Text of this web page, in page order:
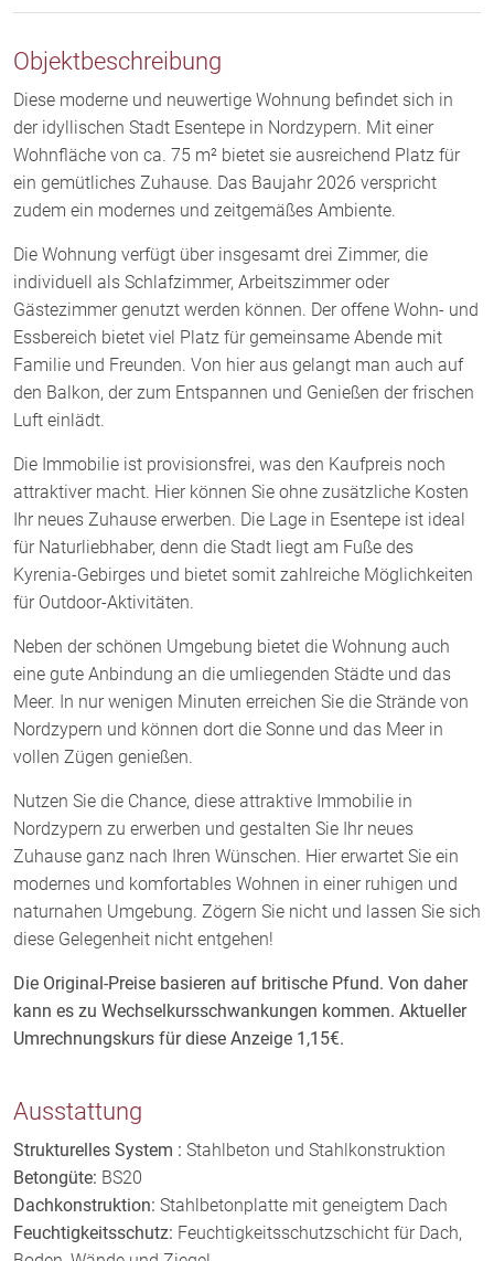
Objektbeschreibung
Diese moderne und neuwertige Wohnung befindet sich in
der idyllischen Stadt Esentepe in Nordzypern. Mit einer
Wohnfläche von ca. 75 m² bietet sie ausreichend Platz für
ein gemütliches Zuhause. Das Baujahr 2026 verspricht
zudem ein modernes und zeitgemäßes Ambiente.
Die Wohnung verfügt über insgesamt drei Zimmer, die
individuell als Schlafzimmer, Arbeitszimmer oder
Gästezimmer genutzt werden können. Der offene Wohn- und
Essbereich bietet viel Platz für gemeinsame Abende mit
Familie und Freunden. Von hier aus gelangt man auch auf
den Balkon, der zum Entspannen und Genießen der frischen
Luft einlädt.
Die Immobilie ist provisionsfrei, was den Kaufpreis noch
attraktiver macht. Hier können Sie ohne zusätzliche Kosten
Ihr neues Zuhause erwerben. Die Lage in Esentepe ist ideal
für Naturliebhaber, denn die Stadt liegt am Fuße des
Kyrenia-Gebirges und bietet somit zahlreiche Möglichkeiten
für Outdoor-Aktivitäten.
Neben der schönen Umgebung bietet die Wohnung auch
eine gute Anbindung an die umliegenden Städte und das
Meer. In nur wenigen Minuten erreichen Sie die Strände von
Nordzypern und können dort die Sonne und das Meer in
vollen Zügen genießen.
Nutzen Sie die Chance, diese attraktive Immobilie in
Nordzypern zu erwerben und gestalten Sie Ihr neues
Zuhause ganz nach Ihren Wünschen. Hier erwartet Sie ein
modernes und komfortables Wohnen in einer ruhigen und
naturnahen Umgebung. Zögern Sie nicht und lassen Sie sich
diese Gelegenheit nicht entgehen!
Die Original-Preise basieren auf britische Pfund. Von daher
kann es zu Wechselkursschwankungen kommen. Aktueller
Umrechnungskurs für diese Anzeige 1,15€.
Ausstattung
Strukturelles System : Stahlbeton und Stahlkonstruktion
Betongüte: BS20
Dachkonstruktion: Stahlbetonplatte mit geneigtem Dach
Feuchtigkeitsschutz: Feuchtigkeitsschutzschicht für Dach,